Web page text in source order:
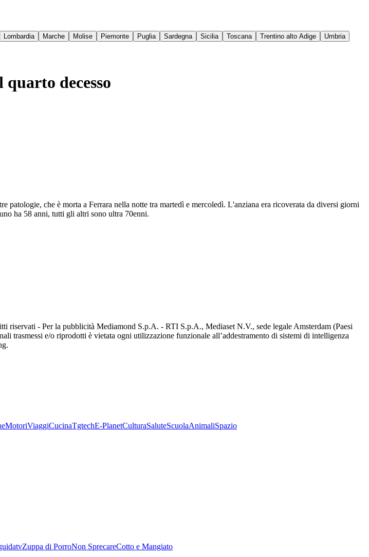
Lombardia Marche Molise Piemonte Puglia Sardegna Sicilia Toscana Trentino alto Adige
Umbria
decesso
che è morta a Ferrara nella notte tra martedì e mercoledì. L'anziana era ricoverata da diversi giorni
ha 58 anni, tutti gli altri sono ultra 70enni.
riservati - Per la pubblicità Mediamond S.p.A. - RTI S.p.A., Mediaset N.V., sede legale Amsterdam (Paesi
trasmessi e/o riprodotti è vietata ogni utilizzazione funzionale all’addestramento di sistemi di intelligenza
MotoriViaggiCucinaTgtechE-PlanetCulturaSaluteScuolaAnimaliSpazio
Zuppa di PorroNon SprecareCotto e Mangiato